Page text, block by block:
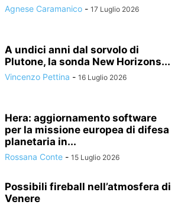
Agnese Caramanico - 17 Luglio 2026
A undici anni dal sorvolo di
Plutone, la sonda New Horizons...
Vincenzo Pettina - 16 Luglio 2026
Hera: aggiornamento software
per la missione europea di difesa
planetaria in...
Rossana Conte - 15 Luglio 2026
Possibili fireball nell’atmosfera di
Venere